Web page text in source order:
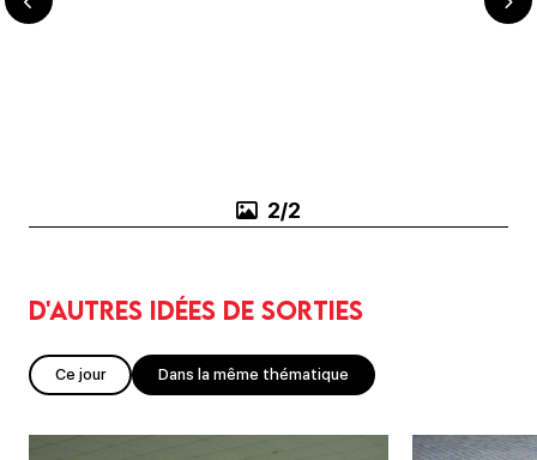
1/2
D'autres idées de sorties
Ce jour Dans la même thématique